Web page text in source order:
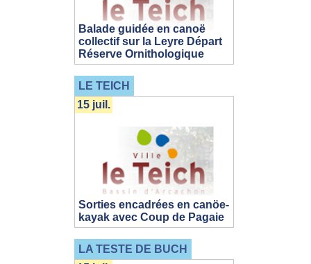
Balade guidée en canoë
collectif sur la Leyre Départ
Réserve Ornithologique
LE TEICH
Sorties encadrées en canöe-
kayak avec Coup de Pagaie
15 juil.
LA TESTE DE BUCH